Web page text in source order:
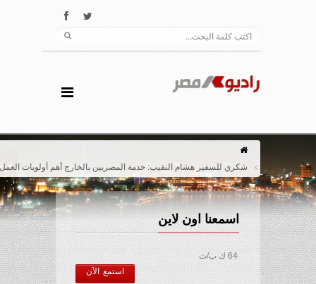
شكري للسفير هشام النقيب: خدمة المصريين بالخارج أهم أولويات العمل الدبلوماسي
اسمعنا اون لاين
64 ك ب/ث
استمع الآن